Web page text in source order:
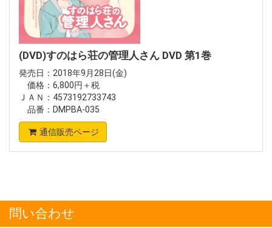
(DVD)すのはら荘の管理人さん DVD 第1巻
発売日：2018年9月28日(金)
価格：6,800円＋税
ＪＡＮ：4573192733743
品番：DMPBA-035
通信販売ページ
問い合わせ